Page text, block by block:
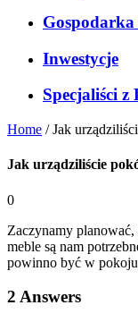
Gospodarka
Inwestycje
Specjaliści z
Home /Jak
Jak urządziliście
0
Zaczynamy planować,
meble są nam
powinno być w
2 Answers